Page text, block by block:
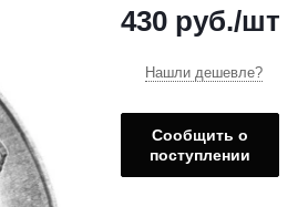
430 руб./шт
Нашли дешевле?
Сообщить о
поступлении